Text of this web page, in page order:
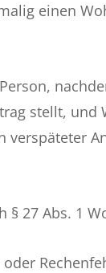
einen
stellt, und
verspäteter
27 Abs. 1